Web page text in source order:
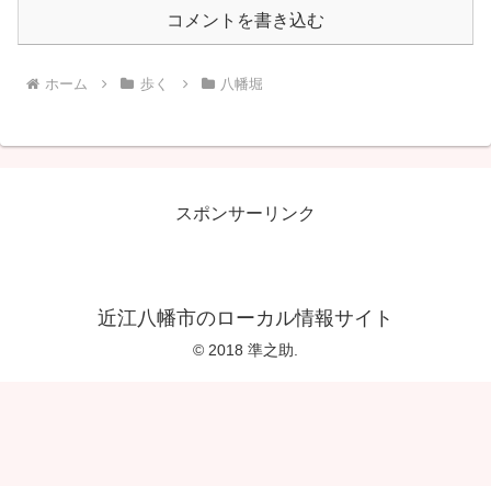
コメントを書き込む
ホーム 歩く 八幡堀
スポンサーリンク
近江八幡市のローカル情報サイト
© 2018 準之助.